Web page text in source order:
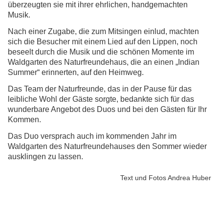
überzeugten sie mit ihrer ehrlichen, handgemachten
Musik.
Nach einer Zugabe, die zum Mitsingen einlud, machten
sich die Besucher mit einem Lied auf den Lippen, noch
beseelt durch die Musik und die schönen Momente im
Waldgarten des Naturfreundehaus, die an einen „Indian
Summer“ erinnerten, auf den Heimweg.
Das Team der Naturfreunde, das in der Pause für das
leibliche Wohl der Gäste sorgte, bedankte sich für das
wunderbare Angebot des Duos und bei den Gästen für Ihr
Kommen.
Das Duo versprach auch im kommenden Jahr im
Waldgarten des Naturfreundehauses den Sommer wieder
ausklingen zu lassen.
Text und Fotos Andrea Huber